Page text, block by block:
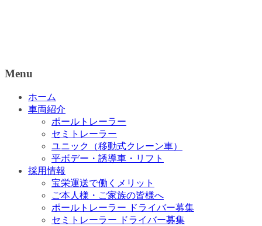
Menu
ホーム
車両紹介
ポールトレーラー
セミトレーラー
ユニック（移動式クレーン車）
平ボデー・誘導車・リフト
採用情報
宝栄運送で働くメリット
ご本人様・ご家族の皆様へ
ポールトレーラー ドライバー募集
セミトレーラー ドライバー募集